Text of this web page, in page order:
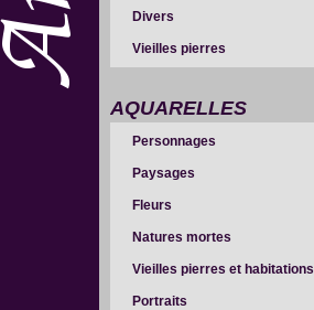
Divers
Vieilles pierres
AQUARELLES
Personnages
Paysages
Fleurs
Natures mortes
Vieilles pierres et habitations
Portraits